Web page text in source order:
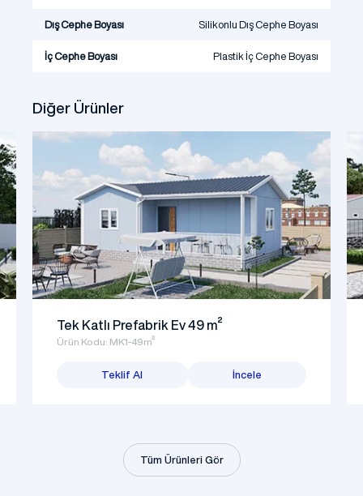
Dış Cephe Boyası Silikonlu Dış Cephe Boyası
İç Cephe Boyası Plastik İç Cephe Boyası
Diğer Ürünler
Tek Katlı Prefabrik Ev 49 m²
Ürün Kodu: MK1-49m²
Teklif Al İncele
Tüm Ürünleri Gör